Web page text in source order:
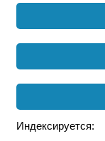
Индексируется: